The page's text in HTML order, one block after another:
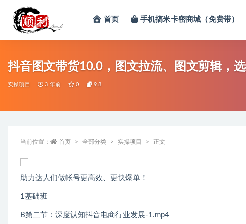
首页 手机搞米卡密商城（免费带）
抖音图文带货10.0，图文拉流、图文剪辑，
实操项目 3 年前 0 9.8
当前位置： 首页 全部分类 实操项目 正文
助‮达力‬人‮做们‬帐号更高效、‮快更‬爆单！
1基础班
B第二节：深度认知抖音电商行业发展-1.mp4